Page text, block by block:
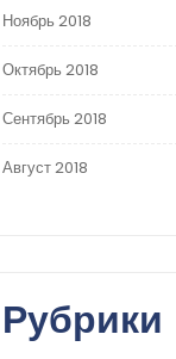
Ноябрь 2018
Октябрь 2018
Сентябрь 2018
Август 2018
Рубрики